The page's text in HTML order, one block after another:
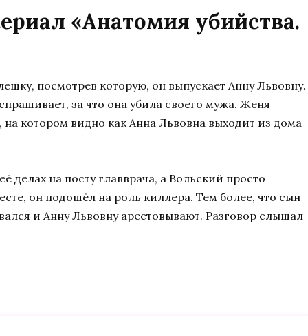
«Анатомия убийства.
посмотрев которую, он выпускает Анну Львовну.
за что она убила своего мужа. Женя
на котором видно как Анна Львовна выходит из дома
делах на посту главврача, а Вольский просто
он подошёл на роль киллера. Тем более, что сын
и Анну Львовну арестовывают. Разговор слышал